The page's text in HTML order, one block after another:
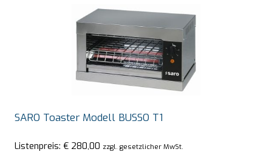
SARO Toaster Modell BUSSO T1
Listenpreis: € 280,00 zzgl. gesetzlicher MwSt.